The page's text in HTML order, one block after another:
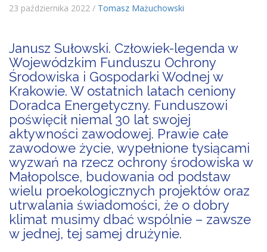
23 października 2022 / Tomasz Mażuchowski
Janusz Sułowski. Człowiek-legenda w
Wojewódzkim Funduszu Ochrony
Środowiska i Gospodarki Wodnej w
Krakowie. W ostatnich latach ceniony
Doradca Energetyczny. Funduszowi
poświęcił niemal 30 lat swojej
aktywności zawodowej. Prawie całe
zawodowe życie, wypełnione tysiącami
wyzwań na rzecz ochrony środowiska w
Małopolsce, budowania od podstaw
wielu proekologicznych projektów oraz
utrwalania świadomości, że o dobry
klimat musimy dbać wspólnie – zawsze
w jednej, tej samej drużynie.